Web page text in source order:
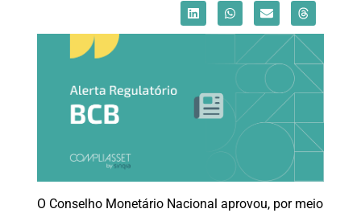
O Conselho Monetário Nacional aprovou, por meio